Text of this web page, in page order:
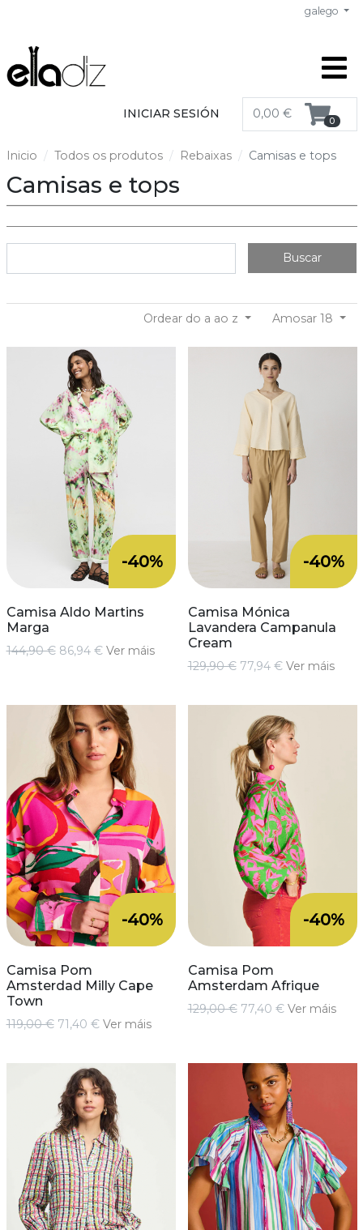
galego
INICIAR SESIÓN 0,00 € 0
Inicio Todos os produtos Rebaixas Camisas e tops
Camisas e tops
Buscar
Amosar 18
Ordear do a ao z
-40%
Camisa Aldo Martins
Marga
144,90 € 86,94 € Ver máis
-40%
Camisa Mónica
Lavandera Campanula
Cream
129,90 € 77,94 € Ver máis
-40%
Camisa Pom
Amsterdad Milly Cape
Town
119,00 € 71,40 € Ver máis
-40%
Camisa Pom
Amsterdam Afrique
129,00 € 77,40 € Ver máis